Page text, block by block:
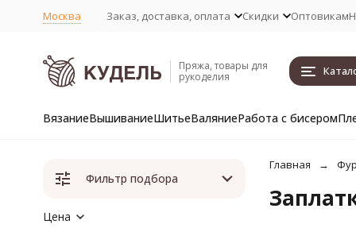
Москва Заказ, доставка, оплата Скидки Оптовикам
Пряжа, товары для
рукоделия
ВязаниеВышиваниеШитьеВаляниеРабота с бисером
Главная
Фильтр подбора
Цена